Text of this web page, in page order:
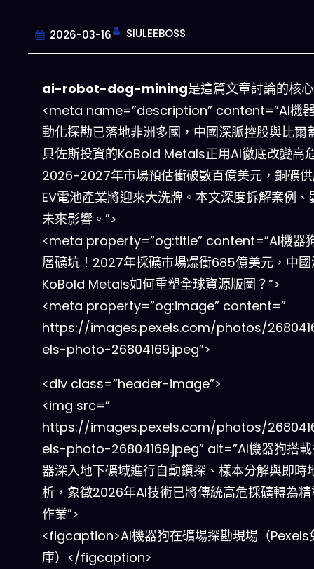
2026-03-16 SIULEEBOSS
ai-robot-dog-mining是這篇文章討論的核心
<meta name=”description” content=”AI機
動化探勘已落地非洲多國，中國深脈控股與比爾
貝佐斯投資的KoBold Metals正用AI徹底改變高
2026-2027年市場預估衝破數百億美元，銅礦
EV電池產業將迎來大洗牌。本文深度拆解案例、
未來影響。”>
<meta property=”og:title” content=”AI機器
層礦坑！2027年採礦市場爆衝685億美元，中
KoBold Metals如何重塑全球資源版圖？”>
<meta property=”og:image” content=”
https://images.pexels.com/photos/
els-photo-26804169.jpeg”>
<div class=”header-image”>
<img src=”
https://images.pexels.com/photos/
els-photo-26804169.jpeg” alt=”AI機器狗搭載
器深入地下礦域進行自動鑽探、樣本分解與即時
析，象徵2026年AI技術已將傳統高危採礦轉為
作業”>
<figcaption>AI機器狗在礦場探勘現場（Pexels
庫）</figcaption>